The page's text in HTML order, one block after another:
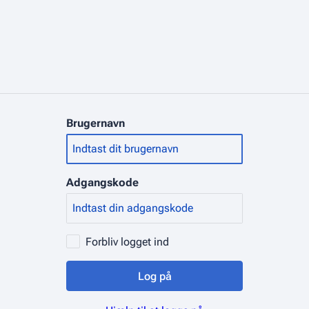
Brugernavn
Adgangskode
Forbliv logget ind
Log på